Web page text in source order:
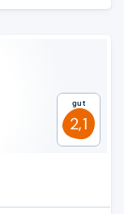
Gut
2,1